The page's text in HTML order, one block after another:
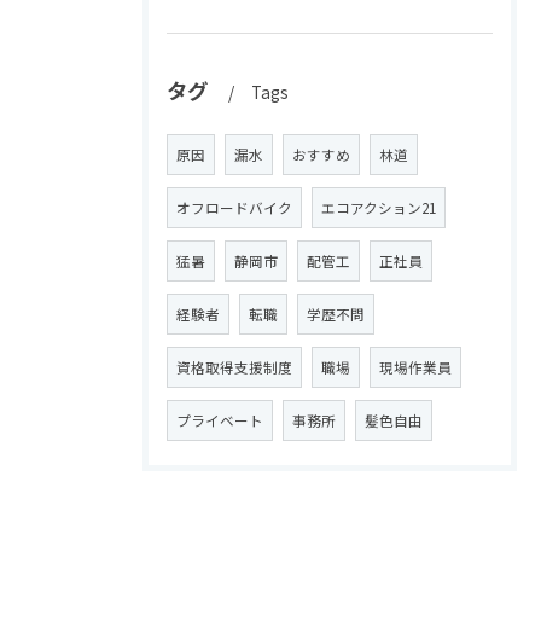
タグ Tags
原因 漏水 おすすめ 林道
オフロードバイク エコアクション21
猛暑 静岡市 配管工 正社員
経験者 転職 学歴不問
資格取得支援制度 職場 現場作業員
プライベート 事務所 髪色自由